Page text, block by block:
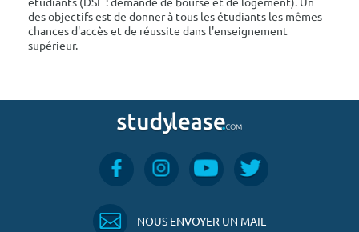
des objectifs est de donner à tous les étudiants les mêmes
chances d'accès et de réussite dans l'enseignement
supérieur.
NOUS ENVOYER UN MAIL